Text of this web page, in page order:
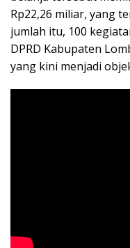
Rp22,26 miliar, yang
jumlah itu, 100
DPRD Kabupaten
yang kini menjadi